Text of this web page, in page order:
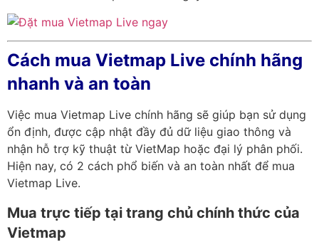
Cách mua Vietmap Live chính hãng
nhanh và an toàn
Việc mua Vietmap Live chính hãng sẽ giúp bạn sử dụng
ổn định, được cập nhật đầy đủ dữ liệu giao thông và
nhận hỗ trợ kỹ thuật từ VietMap hoặc đại lý phân phối.
Hiện nay, có 2 cách phổ biến và an toàn nhất để mua
Vietmap Live.
Mua trực tiếp tại trang chủ chính thức của
Vietmap